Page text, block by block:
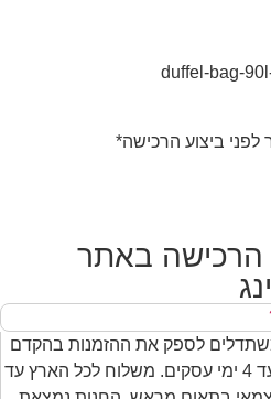
לפני ביצוע הרכישה*
הרכישה באתר
לספק את ההזמנות בהקדם
האפשרי מרגע קבלת ההזמנה עד 4 ימי עסקים. משלוח לכל הארץ עד